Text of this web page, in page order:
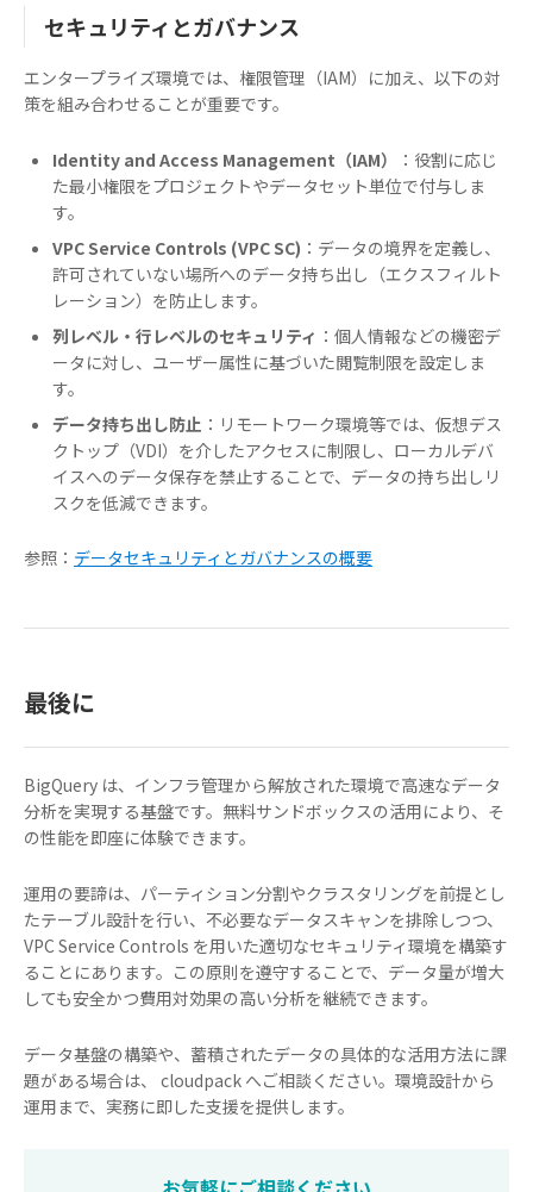
セキュリティとガバナンス
エンタープライズ環境では、権限管理（IAM）に加え、以下の対
策を組み合わせることが重要です。
Identity and Access Management（IAM）
：役割に応じ
た最小権限をプロジェクトやデータセット単位で付与しま
す。
VPC Service Controls (VPC SC) ：データの境界を定義し、
許可されていない場所へのデータ持ち出し（エクスフィルト
レーション）を防止します。
列レベル・行レベルのセキュリティ ：個人情報などの機密デ
ータに対し、ユーザー属性に基づいた閲覧制限を設定しま
す。
データ持ち出し防止 ：リモートワーク環境等では、仮想デス
クトップ（VDI）を介したアクセスに制限し、ローカルデバ
イスへのデータ保存を禁止することで、データの持ち出しリ
スクを低減できます。
参照： データセキュリティとガバナンスの概要
最後に
BigQuery は、インフラ管理から解放された環境で高速なデータ
分析を実現する基盤です。無料サンドボックスの活用により、そ
の性能を即座に体験できます。
運用の要諦は、パーティション分割やクラスタリングを前提とし
たテーブル設計を行い、不必要なデータスキャンを排除しつつ、
VPC Service Controls を用いた適切なセキュリティ環境を構築す
ることにあります。この原則を遵守することで、データ量が増大
しても安全かつ費用対効果の高い分析を継続できます。
データ基盤の構築や、蓄積されたデータの具体的な活用方法に課
題がある場合は、 cloudpack へご相談ください。環境設計から
運用まで、実務に即した支援を提供します。